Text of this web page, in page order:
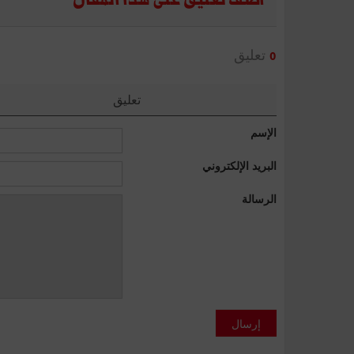
0 تعليق
تعليق
الإسم
البريد الإلكتروني
الرسالة
إرسال